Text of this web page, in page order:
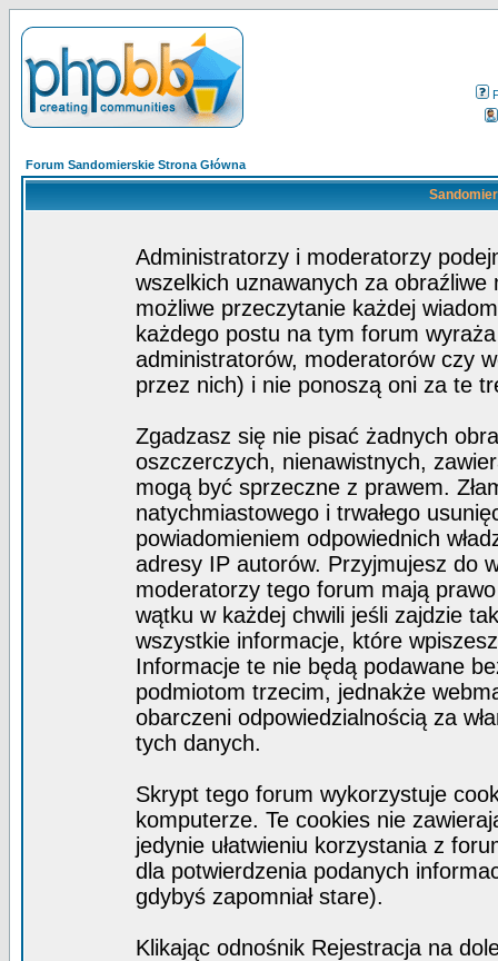
Forum Sandomierskie Strona Główna
Administratorzy i moderatorzy
wszelkich uznawanych za obraźliwe
możliwe przeczytanie każdej
każdego postu na tym forum
administratorów, moderatorów czy
przez nich) i nie ponoszą oni za te
Zgadzasz się nie pisać żadnych
oszczerczych, nienawistnych,
mogą być sprzeczne z prawem.
natychmiastowego i trwałego
powiadomieniem odpowiednich
adresy IP autorów. Przyjmujesz do
moderatorzy tego forum mają
wątku w każdej chwili jeśli zajdzie
wszystkie informacje, które
Informacje te nie będą podawane
podmiotom trzecim, jednakże
obarczeni odpowiedzialnością za
tych danych.
Skrypt tego forum wykorzystuje
komputerze. Te cookies nie
jedynie ułatwieniu korzystania z
dla potwierdzenia podanych
gdybyś zapomniał stare).
Klikając odnośnik Rejestracja na